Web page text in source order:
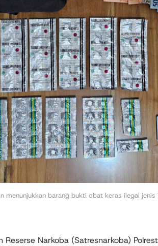
menunjukkan barang bukti obat keras ilegal
Reserse Narkoba (Satresnarkoba)